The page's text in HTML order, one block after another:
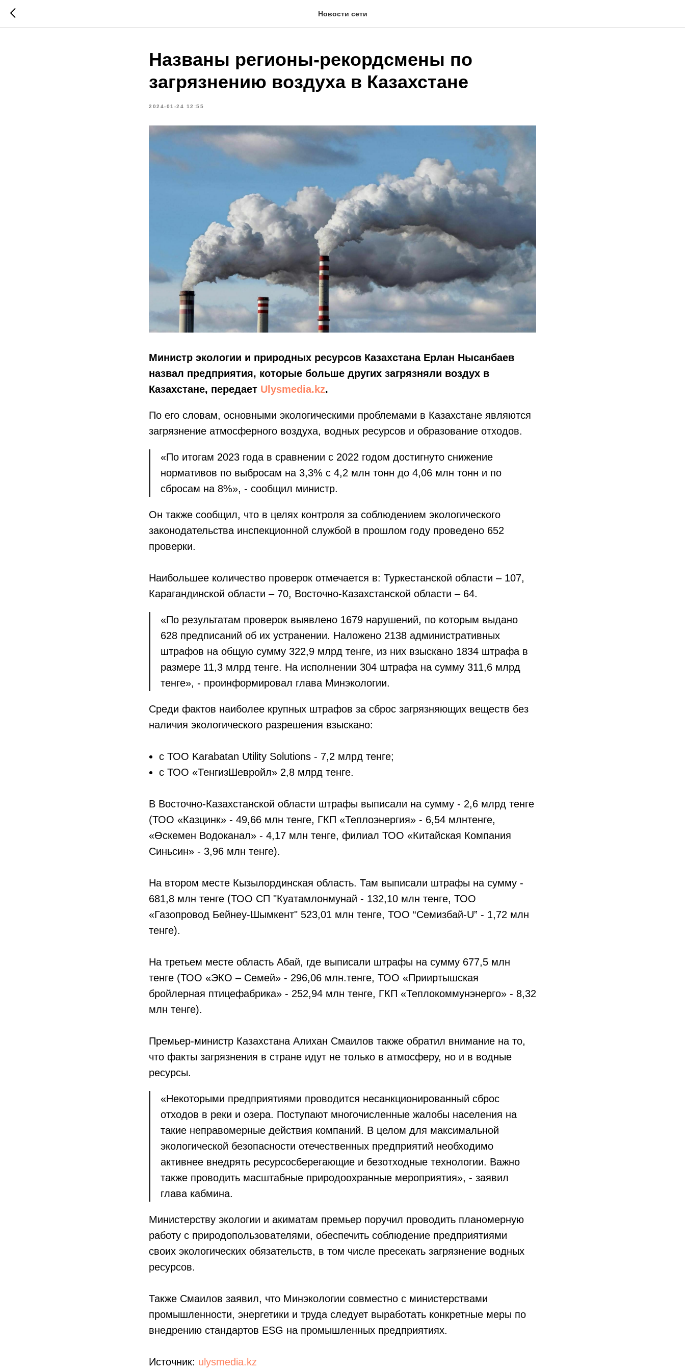
Новости сети
Названы регионы-рекордсмены по
загрязнению воздуха в Казахстане
2024-01-24 12:55
Министр экологии и природных ресурсов Казахстана Ерлан Нысанбаев
назвал предприятия, которые больше других загрязняли воздух в
Казахстане, передает Ulysmedia.kz.
По его словам, основными экологическими проблемами в Казахстане являются
загрязнение атмосферного воздуха, водных ресурсов и образование отходов.
«По итогам 2023 года в сравнении с 2022 годом достигнуто снижение
нормативов по выбросам на 3,3% с 4,2 млн тонн до 4,06 млн тонн и по
сбросам на 8%», - сообщил министр.
Он также сообщил, что в целях контроля за соблюдением экологического
законодательства инспекционной службой в прошлом году проведено 652
проверки.
Наибольшее количество проверок отмечается в: Туркестанской области – 107,
Карагандинской области – 70, Восточно-Казахстанской области – 64.
«По результатам проверок выявлено 1679 нарушений, по которым выдано
628 предписаний об их устранении. Наложено 2138 административных
штрафов на общую сумму 322,9 млрд тенге, из них взыскано 1834 штрафа в
размере 11,3 млрд тенге. На исполнении 304 штрафа на сумму 311,6 млрд
тенге», - проинформировал глава Минэкологии.
Среди фактов наиболее крупных штрафов за сброс загрязняющих веществ без
наличия экологического разрешения взыскано:
с ТОО Karabatan Utility Solutions - 7,2 млрд тенге;
с ТОО «ТенгизШевройл» 2,8 млрд тенге.
В Восточно-Казахстанской области штрафы выписали на сумму - 2,6 млрд тенге
(ТОО «Казцинк» - 49,66 млн тенге, ГКП «Теплоэнергия» - 6,54 млнтенге,
«Өскемен Водоканал» - 4,17 млн тенге, филиал ТОО «Китайская Компания
Синьсин» - 3,96 млн тенге).
На втором месте Кызылординская область. Там выписали штрафы на сумму -
681,8 млн тенге (ТОО СП "Куатамлонмунай - 132,10 млн тенге, ТОО
«Газопровод Бейнеу-Шымкент" 523,01 млн тенге, ТОО “Семизбай-U” - 1,72 млн
тенге).
На третьем месте область Абай, где выписали штрафы на сумму 677,5 млн
тенге (ТОО «ЭКО – Семей» - 296,06 млн.тенге, ТОО «Прииртышская
бройлерная птицефабрика» - 252,94 млн тенге, ГКП «Теплокоммунэнерго» - 8,32
млн тенге).
Премьер-министр Казахстана Алихан Смаилов также обратил внимание на то,
что факты загрязнения в стране идут не только в атмосферу, но и в водные
ресурсы.
«Некоторыми предприятиями проводится несанкционированный сброс
отходов в реки и озера. Поступают многочисленные жалобы населения на
такие неправомерные действия компаний. В целом для максимальной
экологической безопасности отечественных предприятий необходимо
активнее внедрять ресурсосберегающие и безотходные технологии. Важно
также проводить масштабные природоохранные мероприятия», - заявил
глава кабмина.
Министерству экологии и акиматам премьер поручил проводить планомерную
работу с природопользователями, обеспечить соблюдение предприятиями
своих экологических обязательств, в том числе пресекать загрязнение водных
ресурсов.
Также Смаилов заявил, что Минэкологии совместно с министерствами
промышленности, энергетики и труда следует выработать конкретные меры по
внедрению стандартов ESG на промышленных предприятиях.
Источник: ulysmedia.kz